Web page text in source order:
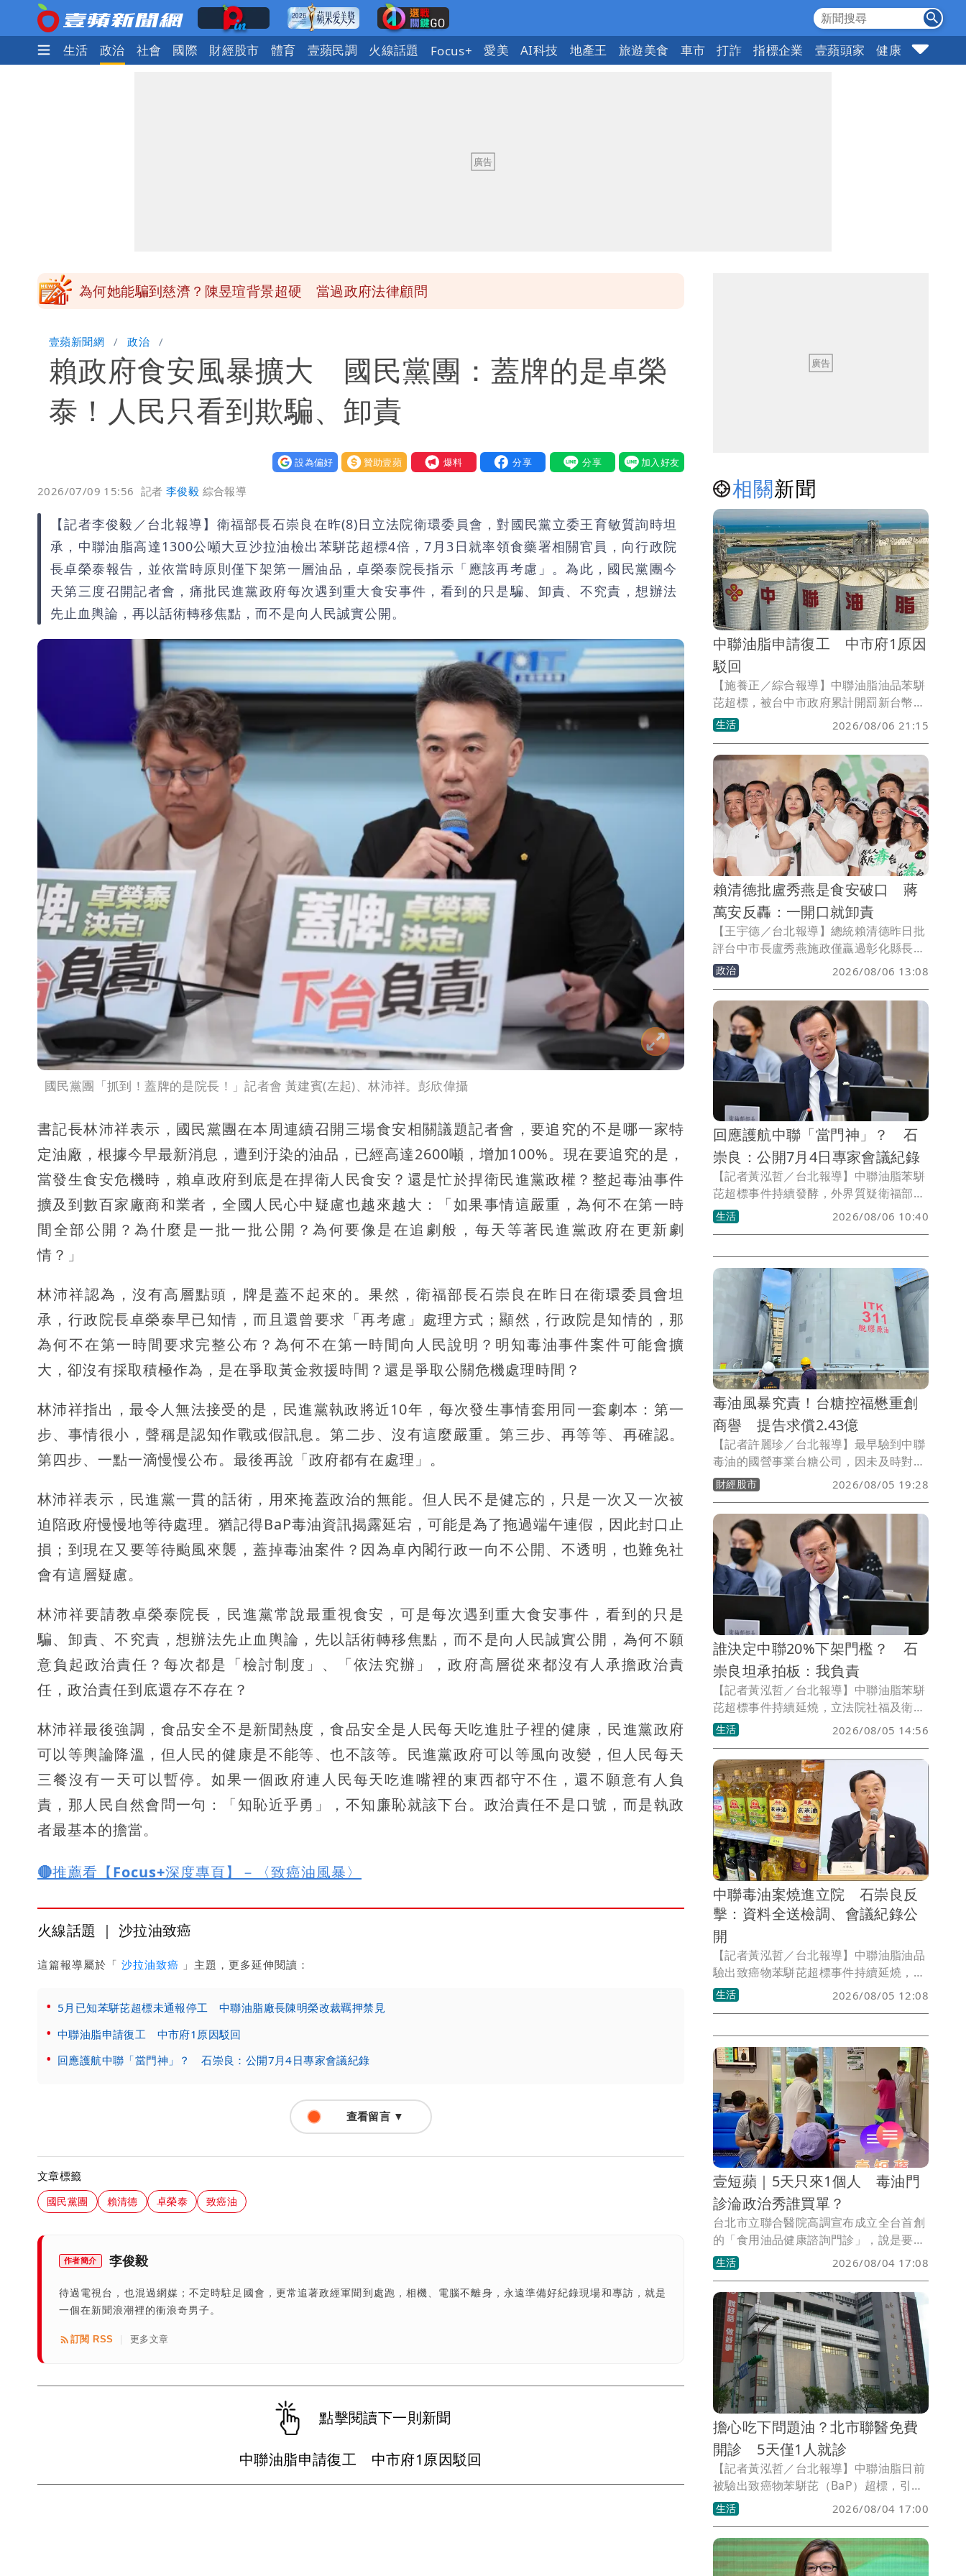
娛樂時尚 生活 政治 社會 國際 財經股市 體育 壹蘋民調 火線話題 Focus+ 愛美 AI科技 地產王 旅遊美食 車市 打詐 指標企業 壹蘋頭家 健康 購物
為何她能騙到慈濟？陳昱瑄背景超硬 當過政府法律顧問
中國賣家被踢爆在網購平台「租人頭」 吳欣岱：完美偽裝台灣企業
批綠藉慈濟遭詐「洗記憶」 張彤：疫苗荒3+11台灣人沒有失憶
壹蘋新聞網 政治
賴政府食安風暴擴大 國民黨團：蓋牌的是卓榮
泰！人民只看到欺騙、卸責
設為偏好 贊助壹蘋 我要爆料
2026/07/09 15:56 記者李俊毅 綜合報導
【記者李俊毅／台北報導】衛福部長石崇良在昨(8)日立法院衛環委員會，對國民黨立委王育敏質詢時坦
承，中聯油脂高達1300公噸大豆沙拉油檢出苯駢芘超標4倍，7月3日就率領食藥署相關官員，向行政院
長卓榮泰報告，並依當時原則僅下架第一層油品，卓榮泰院長指示「應該再考慮」。為此，國民黨團今
天第三度召開記者會，痛批民進黨政府每次遇到重大食安事件，看到的只是騙、卸責、不究責，想辦法
先止血輿論，再以話術轉移焦點，而不是向人民誠實公開。
國民黨團「抓到！蓋牌的是院長！」記者會 黃建賓(左起)、林沛祥。彭欣偉攝
書記長林沛祥表示，國民黨團在本周連續召開三場食安相關議題記者會，要追究的不是哪一家特
定油廠，根據今早最新消息，遭到汙染的油品，已經高達2600噸，增加100%。現在要追究的是，
當發生食安危機時，賴卓政府到底是在捍衛人民食安？還是忙於捍衛民進黨政權？整起毒油事件
擴及到數百家廠商和業者，全國人民心中疑慮也越來越大：「如果事情這嚴重，為何不在第一時
間全部公開？為什麼是一批一批公開？為何要像是在追劇般，每天等著民進黨政府在更新劇
情？」
林沛祥認為，沒有高層點頭，牌是蓋不起來的。果然，衛福部長石崇良在昨日在衛環委員會坦
承，行政院長卓榮泰早已知情，而且還曾要求「再考慮」處理方式；顯然，行政院是知情的，那
為何不在第一時間要求完整公布？為何不在第一時間向人民說明？明知毒油事件案件可能會擴
大，卻沒有採取積極作為，是在爭取黃金救援時間？還是爭取公關危機處理時間？
林沛祥指出，最令人無法接受的是，民進黨執政將近10年，每次發生事情套用同一套劇本：第一
步、事情很小，聲稱是認知作戰或假訊息。第二步、沒有這麼嚴重。第三步、再等等、再確認。
第四步、一點一滴慢慢公布。最後再說「政府都有在處理」。
林沛祥表示，民進黨一貫的話術，用來掩蓋政治的無能。但人民不是健忘的，只是一次又一次被
迫陪政府慢慢地等待處理。猶記得BaP毒油資訊揭露延宕，可能是為了拖過端午連假，因此封口止
損；到現在又要等待颱風來襲，蓋掉毒油案件？因為卓內閣行政一向不公開、不透明，也難免社
會有這層疑慮。
林沛祥要請教卓榮泰院長，民進黨常說最重視食安，可是每次遇到重大食安事件，看到的只是
騙、卸責、不究責，想辦法先止血輿論，先以話術轉移焦點，而不是向人民誠實公開，為何不願
意負起政治責任？每次都是「檢討制度」、「依法究辦」，政府高層從來都沒有人承擔政治責
任，政治責任到底還存不存在？
林沛祥最後強調，食品安全不是新聞熱度，食品安全是人民每天吃進肚子裡的健康，民進黨政府
可以等輿論降溫，但人民的健康是不能等、也不該等。民進黨政府可以等風向改變，但人民每天
三餐沒有一天可以暫停。如果一個政府連人民每天吃進嘴裡的東西都守不住，還不願意有人負
責，那人民自然會問一句：「知恥近乎勇」，不知廉恥就該下台。政治責任不是口號，而是執政
者最基本的擔當。
🔴推薦看【Focus+深度專頁】－〈致癌油風暴〉
火線話題 ｜ 沙拉油致癌
這篇報導屬於「 沙拉油致癌 」主題，更多延伸閱讀：
5月已知苯駢芘超標未通報停工 中聯油脂廠長陳明榮改裁羈押禁見
中聯油脂申請復工 中市府1原因駁回
回應護航中聯「當門神」？ 石崇良：公開7月4日專家會議紀錄
查看留言 ▼
文章標籤
國民黨團 賴清德 卓榮泰 致癌油
作者簡介 李俊毅
待過電視台，也混過網媒；不定時駐足國會，更常追著政經軍聞到處跑，相機、電腦不離身，永遠準備好紀錄現場和專訪，就是
一個在新聞浪潮裡的衝浪奇男子。
訂閱 RSS 更多文章
點擊閱讀下一則新聞
中聯油脂申請復工 中市府1原因駁回
相關新聞
中聯油脂申請復工 中市府1原因
駁回
【施養正／綜合報導】中聯油脂油品苯駢
芘超標，被台中市政府累計開罰新台幣
600萬元並勒令停工。中聯公司於7月31
日提出復工申請，市府於8月5日依法駁
回。台中市政府強調，在各項風險獲得有
效控制前，絕不同意復工。
生活 2026/08/06 21:15
賴清德批盧秀燕是食安破口 蔣
萬安反轟：一開口就卸責
【王宇德／台北報導】總統賴清德昨日批
評台中市長盧秀燕施政僅贏過彰化縣長，
還指台中是「食安破口」。台北市長蔣萬
安今（6）日重砲回擊，質疑賴清德「神
隱一個多月，一出來講話就是推卸責
任」，並要求中央針對毒油事件說清楚、
負起責任。
政治 2026/08/06 13:08
回應護航中聯「當門神」？ 石
崇良：公開7月4日專家會議紀錄
【記者黃泓哲／台北報導】中聯油脂苯駢
芘超標事件持續發酵，外界質疑衛福部處
理過程不夠透明。立法院社福及衛環委員
會通過提案，要求公開7月4日專家會議紀
示，相關錄音、影音與文件資料先前已全
數送交檢調機關調查，為了回應外界質
疑，衛福部將公開所有會議紀錄，讓社會
了解當時決策過程，釐清相關爭議。
生活 2026/08/06 10:40
毒油風暴究責！台糖控福懋重創
商譽 提告求償2.43億
【記者許麗珍／台北報導】最早驗到中聯
毒油的國營事業台糖公司，因未及時對外
揭露引發批評。台糖公司今（5日）表
示，今年5月向福懋公司購買的粗油，針
對福懋公司提供來自中聯公司的粗油油
源，造成台糖商譽受損、商品下架，沙拉
油商品損失至少有2.43億元，且遭外界指
出油品有問題，對此將研議提出告訴以正
視聽，盼外界勿以訛傳訛。
財經股市 2026/08/05 19:28
誰決定中聯20%下架門檻？ 石
崇良坦承拍板：我負責
【記者黃泓哲／台北報導】中聯油脂苯駢
芘超標事件持續延燒，立法院社福及衛環
委員會針對問題油品流向及下架標準展開
攻防。其中，使用問題油品含量達20%的
食品必須下架的決策過程，成為朝野立委
追問焦點。衛福部長石崇良在備詢時表
示，相關標準是依據專家會議討論結果訂
定，但當被問到究竟是誰拍板時，他也明
確表示：「這個我負責，沒有問題。」並
進一步承認，20%下架標準最終由他決
定。
生活 2026/08/05 14:56
中聯毒油案燒進立院 石崇良反
擊：資料全送檢調、會議紀錄公
開
【記者黃泓哲／台北報導】中聯油脂油品
驗出致癌物苯駢芘超標事件持續延燒，外
界質疑衛福部食藥署7月4日召開的專家會
議程序是否妥當。衛福部長石崇良在立法
檢調機關調查，希望釐清外界爭議、還原
事實，同時承諾將公開7月4日專家會議的
完整紀錄，讓外界了解當天討論過程與決
策依據。
生活 2026/08/05 12:08
壹短蘋｜5天只來1個人 毒油門
診淪政治秀誰買單？
台北市立聯合醫院高調宣布成立全台首創
的「食用油品健康諮詢門診」，說是要協
助民眾了解中聯油脂苯駢芘超標事件可能
帶來的健康風險。然而，門診開設不到一
週，截至8月3日下午，竟然只有1人掛
號。這個數字不只是尷尬，更像是一記響
亮耳光，狠狠打在決策者臉上。
生活 2026/08/04 17:08
擔心吃下問題油？北市聯醫免費
開診 5天僅1人就診
【記者黃泓哲／台北報導】中聯油脂日前
被驗出致癌物苯駢芘（BaP）超標，引發
民眾擔憂是否吃下問題油品、影響健康。
為回應外界疑慮，台北市立聯合醫院全台
首創設立「食用油品健康諮詢門診」，自
7月30日起開放民眾預約，希望透過專業
醫療團隊提供健康評估與諮詢服務，但統
生活 2026/08/04 17:00